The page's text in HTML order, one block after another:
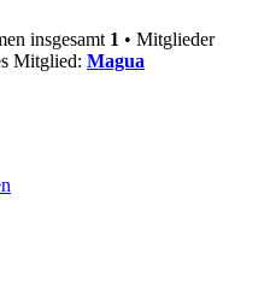
insgesamt 1 • Mitglieder
Mitglied: Magua